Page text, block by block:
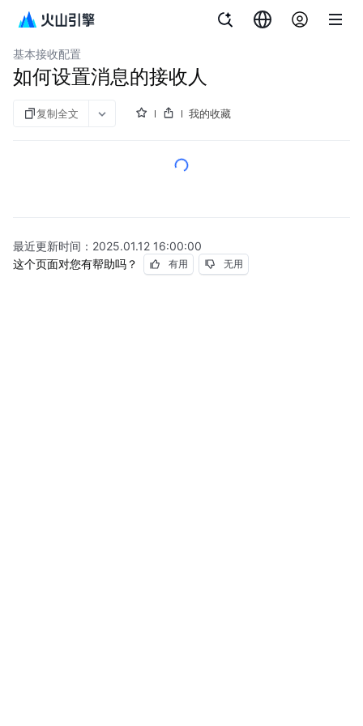
消息中心
基本接收配置
如何设置消息的接收人
复制全文 我的收藏
最近更新时间： 2025.01.12 16:00:00
这个页面对您有帮助吗？
有用 无用